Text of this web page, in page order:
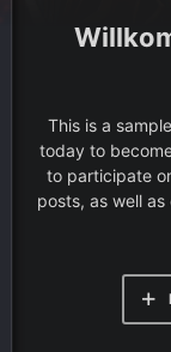
This is a
today to
to participate
posts, as well